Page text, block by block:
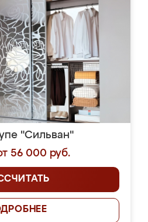
"Сильван"
56 000 руб.